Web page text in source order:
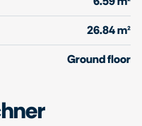
26.84 m²
Ground floor